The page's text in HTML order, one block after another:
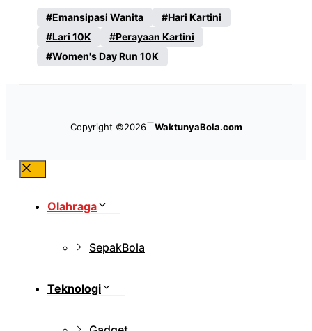
Emansipasi Wanita
Hari Kartini
Lari 10K
Perayaan Kartini
Women's Day Run 10K
Copyright ©2026 WaktunyaBola.com
Close
Olahraga
SepakBola
Teknologi